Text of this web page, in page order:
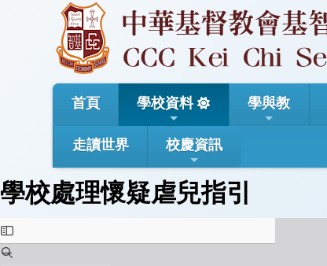
首頁 學校資料 學與教
走讀世界 校慶資訊
學校處理懷疑虐兒指引